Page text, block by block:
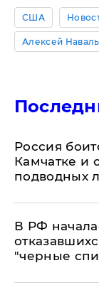
США
Алексей
Россия
Камчатке и
подводных
​В РФ
"черные